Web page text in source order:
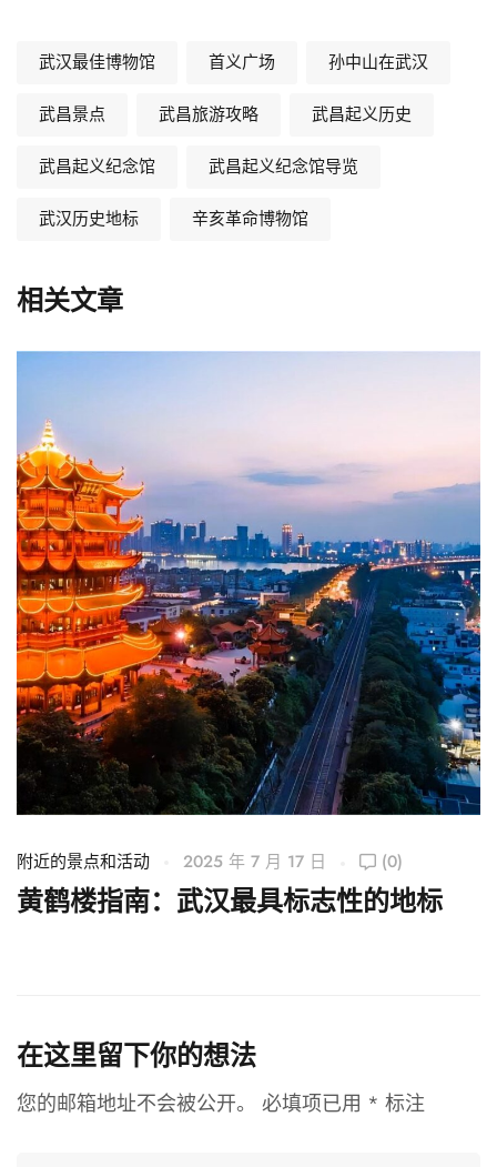
武汉最佳博物馆 首义广场 孙中山在武汉
武昌景点 武昌旅游攻略 武昌起义历史
武昌起义纪念馆 武昌起义纪念馆导览
武汉历史地标 辛亥革命博物馆
相关文章
附近的景点和活动 2025 年 7 月 17 日 (0)
黄鹤楼指南：武汉最具标志性的地标
在这里留下你的想法
您的邮箱地址不会被公开。 必填项已用 * 标注